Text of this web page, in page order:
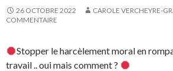
26 OCTOBRE 2022 CAROLE VERCHEYRE-
COMMENTAIRE
Stopper le harcèlement moral en
travail .. oui mais comment ?